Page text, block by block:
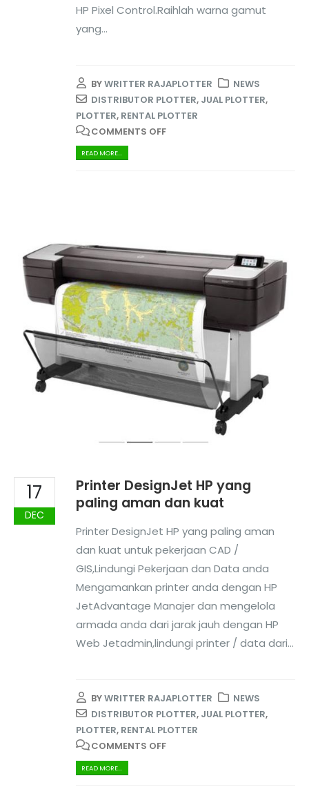
HP Pixel Control.Raihlah warna gamut
yang...
BYWRITTER RAJAPLOTTER
NEWS
DISTRIBUTOR PLOTTER, JUAL PLOTTER,
PLOTTER, RENTAL PLOTTER
COMMENTS OFF
READ MORE...
17
DEC
Printer DesignJet HP yang
paling aman dan kuat
Printer DesignJet HP yang paling aman
dan kuat untuk pekerjaan CAD /
GIS,Lindungi Pekerjaan dan Data anda
Mengamankan printer anda dengan HP
JetAdvantage Manajer dan mengelola
armada anda dari jarak jauh dengan HP
Web Jetadmin,lindungi printer / data dari...
BYWRITTER RAJAPLOTTER
NEWS
DISTRIBUTOR PLOTTER, JUAL PLOTTER,
PLOTTER, RENTAL PLOTTER
COMMENTS OFF
READ MORE...